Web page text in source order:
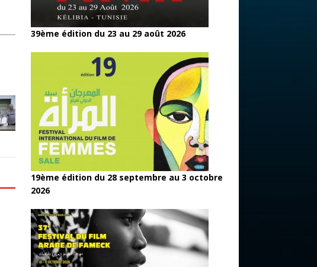
39ème édition du 23 au 29 août 2026
19ème édition du 28 septembre au 3 octobre
2026